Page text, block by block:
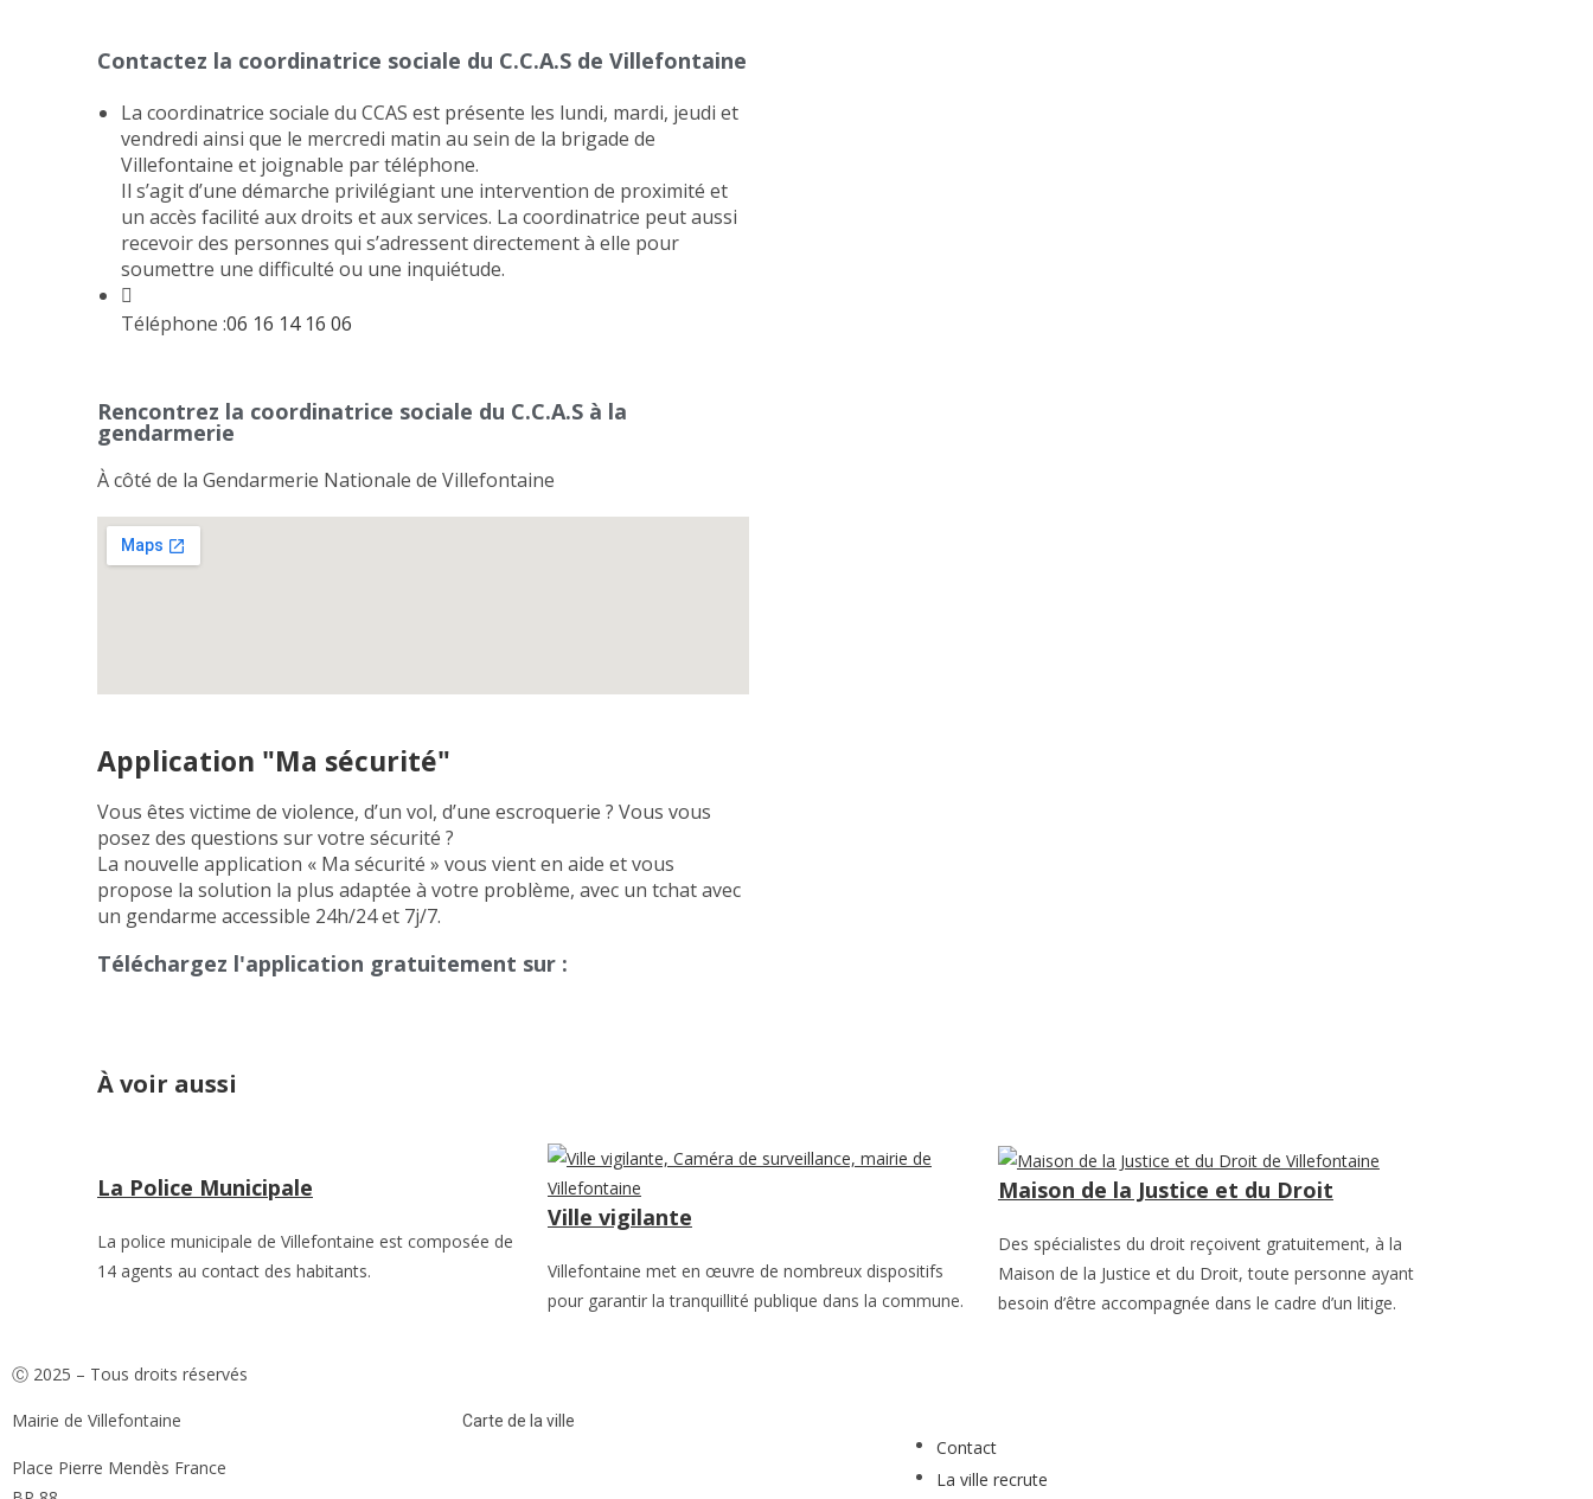
Contactez la coordinatrice sociale du C.C.A.S de Villefontaine
La coordinatrice sociale du CCAS est présente les lundi, mardi, jeudi et
vendredi ainsi que le mercredi matin au sein de la brigade de
Villefontaine et joignable par téléphone.
Il s’agit d’une démarche privilégiant une intervention de proximité et
un accès facilité aux droits et aux services. La coordinatrice peut aussi
recevoir des personnes qui s’adressent directement à elle pour
soumettre une difficulté ou une inquiétude.
Téléphone :06 16 14 16 06
Rencontrez la coordinatrice sociale du C.C.A.S à la
gendarmerie
À côté de la Gendarmerie Nationale de Villefontaine
Application "Ma sécurité"
Vous êtes victime de violence, d’un vol, d’une escroquerie ? Vous vous
posez des questions sur votre sécurité ?
La nouvelle application « Ma sécurité » vous vient en aide et vous
propose la solution la plus adaptée à votre problème, avec un tchat avec
un gendarme accessible 24h/24 et 7j/7.
Téléchargez l'application gratuitement sur :
À voir aussi
La Police Municipale
La police municipale de Villefontaine est composée de
14 agents au contact des habitants.
Ville vigilante
Villefontaine met en œuvre de nombreux dispositifs
pour garantir la tranquillité publique dans la commune.
Maison de la Justice et du Droit
Des spécialistes du droit reçoivent gratuitement, à la
Maison de la Justice et du Droit, toute personne ayant
besoin d’être accompagnée dans le cadre d’un litige.
Ⓒ 2025 – Tous droits réservés
Mairie de Villefontaine
Place Pierre Mendès France
Carte de la ville
Contact
La ville recrute